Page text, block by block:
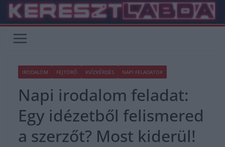
Skip
content
IRODALOM FEJTÖRŐ KVÍZKÉRDÉS NAPI FELADATOK
Napi irodalom feladat:
Egy idézetből felismered
a szerzőt? Most kiderül!